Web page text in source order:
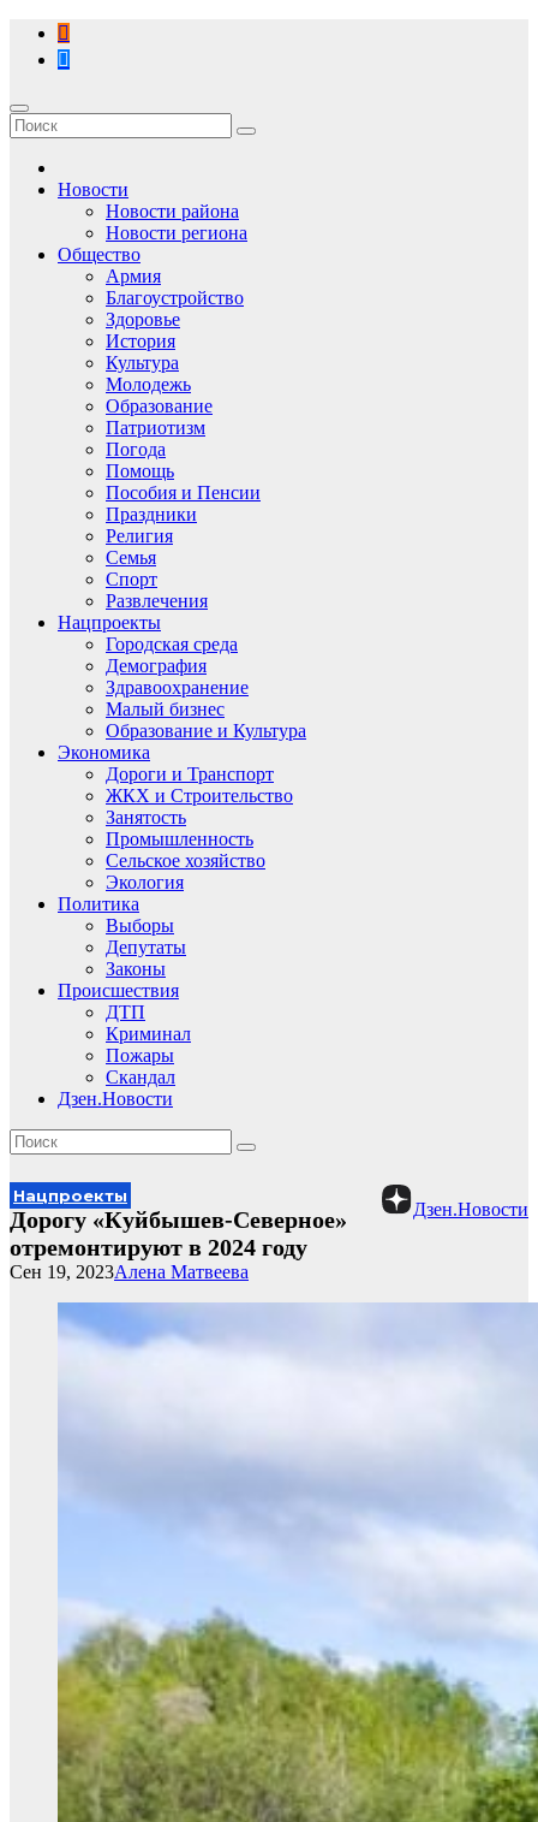
Перейти
содержимому
Новости
Новости района
Новости региона
Общество
Армия
Благоустройство
Здоровье
История
Культура
Молодежь
Образование
Патриотизм
Погода
Помощь
Пособия и Пенсии
Праздники
Религия
Семья
Спорт
Развлечения
Нацпроекты
Городская среда
Демография
Здравоохранение
Малый бизнес
Образование и Культура
Экономика
Дороги и Транспорт
ЖКХ и Строительство
Занятость
Промышленность
Сельское хозяйство
Экология
Политика
Выборы
Депутаты
Законы
Происшествия
ДТП
Криминал
Пожары
Скандал
Дзен.Новости
Дзен.Новости
Нацпроекты
Дорогу «Куйбышев-Северное»
отремонтируют в 2024 году
Алена Матвеева
Сен 19, 2023